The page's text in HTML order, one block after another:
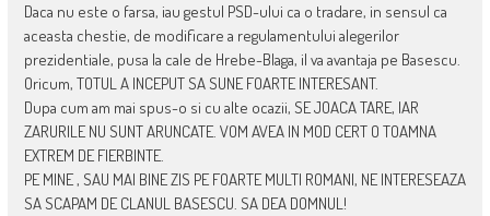
Daca nu este o farsa, iau gestul PSD-ului ca o tradare, in sensul ca
aceasta chestie, de modificare a regulamentului alegerilor
prezidentiale, pusa la cale de Hrebe-Blaga, il va avantaja pe Basescu.
Oricum, TOTUL A INCEPUT SA SUNE FOARTE INTERESANT.
Dupa cum am mai spus-o si cu alte ocazii, SE JOACA TARE, IAR
ZARURILE NU SUNT ARUNCATE. VOM AVEA IN MOD CERT O TOAMNA
EXTREM DE FIERBINTE.
PE MINE , SAU MAI BINE ZIS PE FOARTE MULTI ROMANI, NE INTERESEAZA
SA SCAPAM DE CLANUL BASESCU. SA DEA DOMNUL!